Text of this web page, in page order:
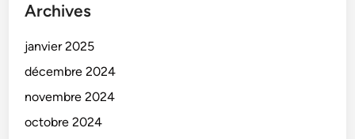
Archives
janvier 2025
décembre 2024
novembre 2024
octobre 2024